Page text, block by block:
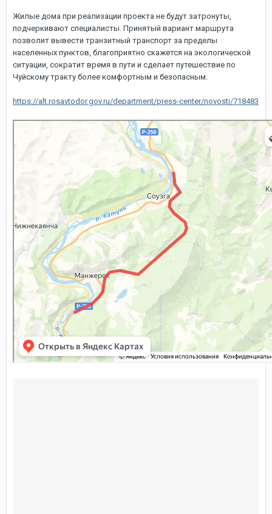
Жилые дома при реализации проекта не будут затронуты,
подчеркивают специалисты. Принятый вариант маршрута
позволит вывести транзитный транспорт за пределы
населенных пунктов, благоприятно скажется на экологической
ситуации, сократит время в пути и сделает путешествие по
Чуйскому тракту более комфортным и безопасным.
https://alt.rosavtodor.gov.ru/department/press-center/novosti/718483